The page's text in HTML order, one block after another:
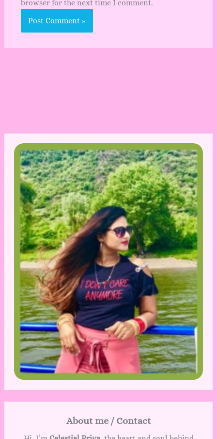
browser for the next time I comment.
About me / Contact